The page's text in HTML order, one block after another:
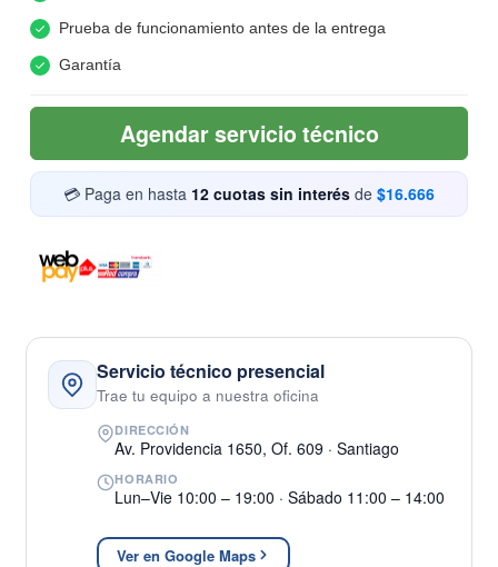
Prueba de funcionamiento antes de la entrega
Garantía
Agendar servicio técnico
💳 Paga en hasta 12 cuotas sin interés de $16.666
Servicio técnico presencial
Trae tu equipo a nuestra oficina
DIRECCIÓN
Av. Providencia 1650, Of. 609 · Santiago
HORARIO
Lun–Vie 10:00 – 19:00 · Sábado 11:00 – 14:00
Ver en Google Maps